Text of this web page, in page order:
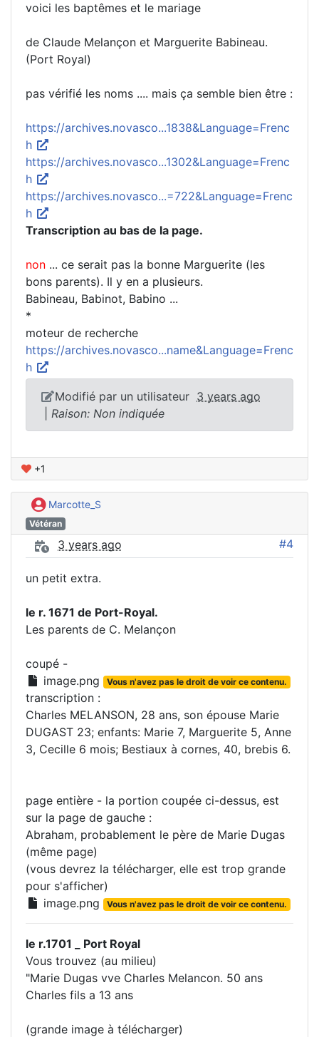
voici les baptêmes et le mariage
de Claude Melançon et Marguerite Babineau.
(Port Royal)
pas vérifié les noms .... mais ça semble bien être :
https://archives.novasco...1838&Language=Frenc
h
https://archives.novasco...1302&Language=Frenc
h
https://archives.novasco...=722&Language=Frenc
h
Transcription au bas de la page.
non ... ce serait pas la bonne Marguerite (les
bons parents). Il y en a plusieurs.
Babineau, Babinot, Babino ...
*
moteur de recherche
https://archives.novasco...name&Language=Frenc
h
Modifié par un utilisateur 3 years ago
Raison: Non indiquée
+1
Marcotte_S
Vétéran
3 years ago #4
un petit extra.
le r. 1671 de Port-Royal.
Les parents de C. Melançon
coupé -
image.png
Vous n'avez pas le droit de voir ce contenu.
transcription :
Charles MELANSON, 28 ans, son épouse Marie
DUGAST 23; enfants: Marie 7, Marguerite 5, Anne
3, Cecille 6 mois; Bestiaux à cornes, 40, brebis 6.
page entière - la portion coupée ci-dessus, est
sur la page de gauche :
Abraham, probablement le père de Marie Dugas
(même page)
(vous devrez la télécharger, elle est trop grande
pour s'afficher)
image.png
Vous n'avez pas le droit de voir ce contenu.
le r.1701 _ Port Royal
Vous trouvez (au milieu)
"Marie Dugas vve Charles Melancon. 50 ans
Charles fils a 13 ans
(grande image à télécharger)